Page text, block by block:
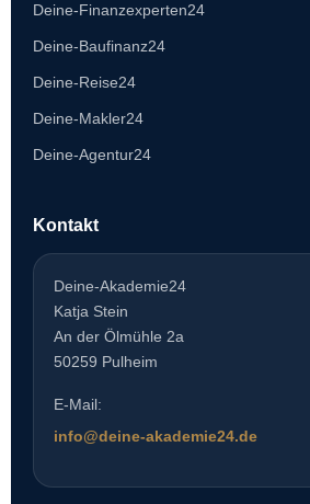
Deine-Finanzexperten24
Deine-Baufinanz24
Deine-Reise24
Deine-Makler24
Deine-Agentur24
Kontakt
Deine-Akademie24
Katja Stein
An der Ölmühle 2a
50259 Pulheim
E-Mail:
info@deine-akademie24.de